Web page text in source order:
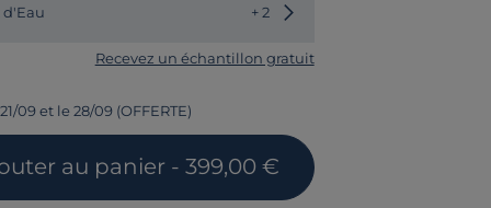
d'Eau + 2 Choisir une autre couleur
Recevez un échantillon gratuit
09 et le 28/09 (OFFERTE)
au panier - 399,00 €